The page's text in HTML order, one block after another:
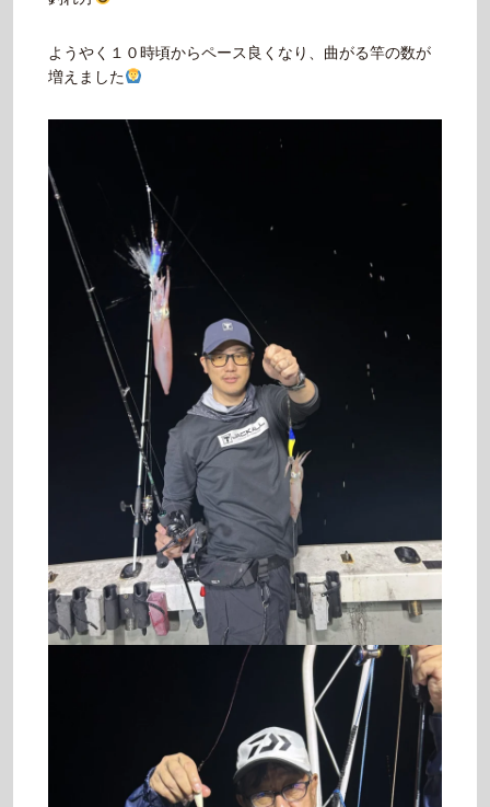
ようやく１０時頃からペース良くなり、曲がる竿の数が
増えました